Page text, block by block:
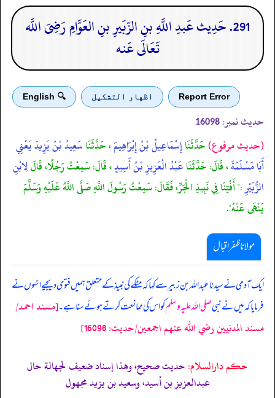
291. حَدِیث عَبدِ اللَّهِ بنِ الزّبَیرِ بنِ العَوَّامِ رَضِیَ اللَّه
تَعَالَى عَنه
Report Error اظهار التشكيل 🔍 English
حدیث نمبر: 16098
(حديث مرفوع)حَدَّثَنَاإِسْمَاعِيلُ بْنُ إِبْرَاهِيمَ، حَدَّثَنَاسَعِيدُ بْنُ يَزِيدَ يَعْنِي
أَبَا مَسْلَمَةَ، قَالَ: حَدَّثَنَاعَبْدُ الْعَزِيزِ بْنُ أَسِيدٍ، قَالَ: سَمِعْتُ رَجُلًا، قَالَلِابْنِ
الزُّبَيْرِ:" أَفْتِنَا فِي نَبِيذِ الْجَرِّ، فَقَالَ: سَمِعْتُ رَسُولَ اللَّهِ صَلَّى اللَّهُ عَلَيْهِ وَسَلَّمَ
يَنْهَى عَنْهُ".
مولانا ظفر اقبال
ایک آدمی نے سیدنا عبداللہ بن زبیر سے کہا کہ مٹکے کی نبیذ کے متعلق ہمیں فتوی دیجیے انہوں نے
فرمایا کہ میں نے نبیصلی اللہ علیہ وسلمکو اس کی ممانعت کرتے ہوئے سنا ہے۔[مسند احمد/
مسند المدنيين رضي الله عنهم اجمعين/حدیث: 16098]
حکم دارالسلام:حديث صحيح، وهذا إسناد ضعيف لجهالة حال
عبدالعزيز بن أسيد، وسعيد بن يزيد مجهول